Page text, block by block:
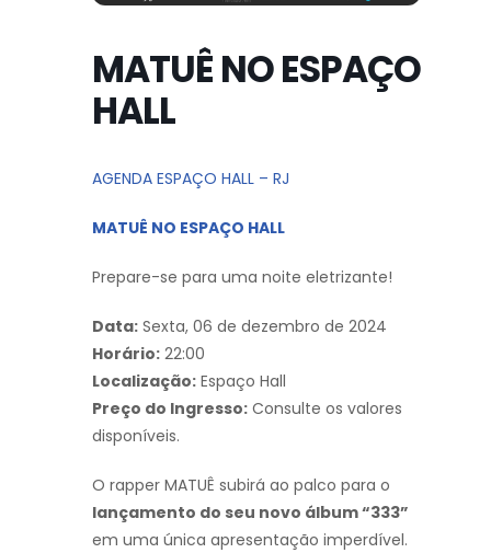
MATUÊ NO ESPAÇO
HALL
AGENDA ESPAÇO HALL – RJ
MATUÊ NO ESPAÇO HALL
Prepare-se para uma noite eletrizante!
Data: Sexta, 06 de dezembro de 2024
Horário: 22:00
Localização: Espaço Hall
Preço do Ingresso: Consulte os valores
disponíveis.
O rapper MATUÊ subirá ao palco para o
lançamento do seu novo álbum “333”
em uma única apresentação imperdível.